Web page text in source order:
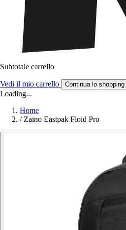
Subtotale carrello
Vedi il mio carrello Continua lo shopping
Loading...
Home
/ Zaino Eastpak Floid Pro